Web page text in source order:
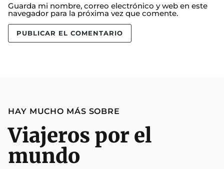
Guarda mi nombre, correo electrónico y web en este
navegador para la próxima vez que comente.
HAY MUCHO MÁS SOBRE
Viajeros por el
mundo